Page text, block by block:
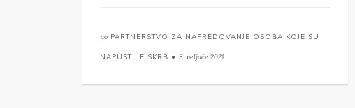
po PARTNERSTVO ZA NAPREDOVANJE OSOBA KOJE SU
NAPUSTILE SKRB • 8. veljače 2021